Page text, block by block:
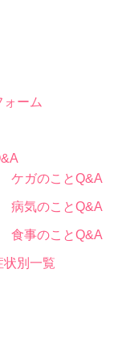
ーム
ケガのことQ&A
病気のことQ&A
食事のことQ&A
別一覧